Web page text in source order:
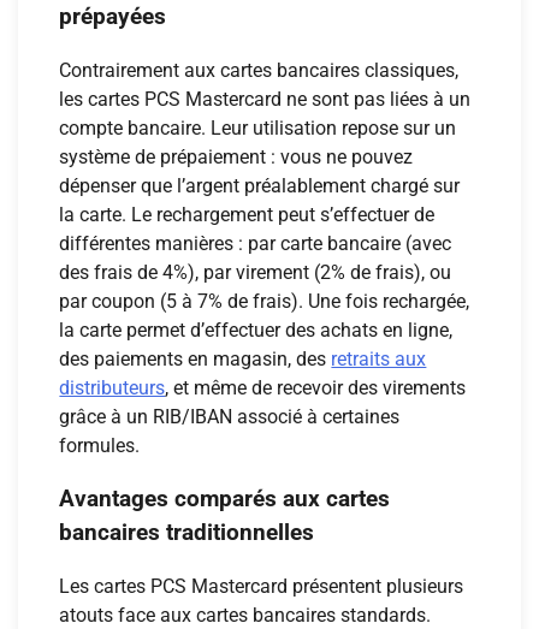
prépayées
Contrairement aux cartes bancaires classiques,
les cartes PCS Mastercard ne sont pas liées à un
compte bancaire. Leur utilisation repose sur un
système de prépaiement : vous ne pouvez
dépenser que l’argent préalablement chargé sur
la carte. Le rechargement peut s’effectuer de
différentes manières : par carte bancaire (avec
des frais de 4%), par virement (2% de frais), ou
par coupon (5 à 7% de frais). Une fois rechargée,
la carte permet d’effectuer des achats en ligne,
des paiements en magasin, des retraits aux
distributeurs, et même de recevoir des virements
grâce à un RIB/IBAN associé à certaines
formules.
Avantages comparés aux cartes
bancaires traditionnelles
Les cartes PCS Mastercard présentent plusieurs
atouts face aux cartes bancaires standards.